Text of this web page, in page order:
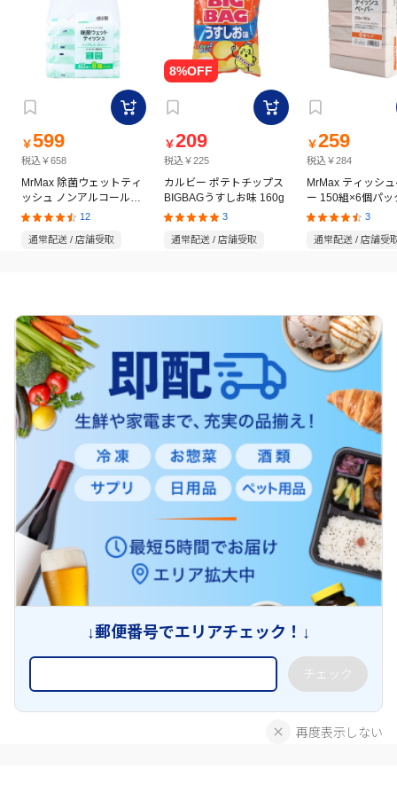
￥599
税込￥658
MrMax 除菌ウェットティ
ッシュ ノンアルコールタ
イプ 60枚×8個パック
12
通常配送 / 店舗受取
￥209
税込￥225
カルビー ポテトチップス
BIGBAGうすしお味 160g
3
通常配送 / 店舗受取
￥259
税込￥284
MrMax ティッシ
ー 150組×6個パッ
3
通常配送 / 店舗受
↓郵便番号でエリアチェック！↓
チェック
再度表示しない